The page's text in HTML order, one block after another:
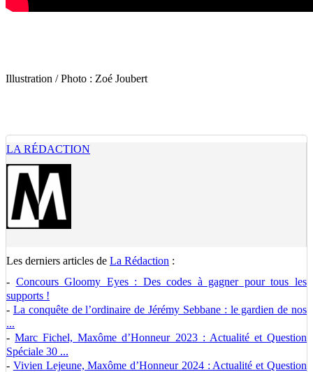
Illustration / Photo : Zoé Joubert
LA RÉDACTION
Les derniers articles de La Rédaction :
- Concours Gloomy Eyes : Des codes à gagner pour tous les
supports !
- La conquête de l’ordinaire de Jérémy Sebbane : le gardien de nos
...
-Marc Fichel, Maxôme d’Honneur 2023 : Actualité et Question
Spéciale 30 ...
- Vivien Lejeune, Maxôme d’Honneur 2024 : Actualité et Question